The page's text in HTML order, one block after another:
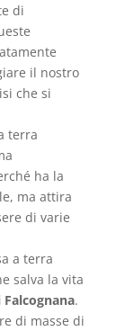
di
il nostro
che si
terra
ha la
ma attira
di varie
a terra
salva la vita
.
di masse di